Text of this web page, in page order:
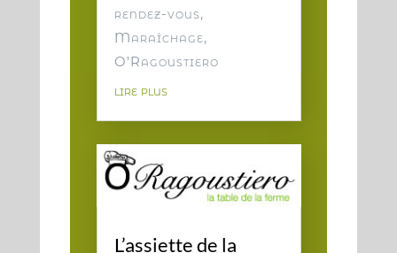
rendez-vous,
Maraîchage,
O'Ragoustiero
lire plus
L’assiette de la